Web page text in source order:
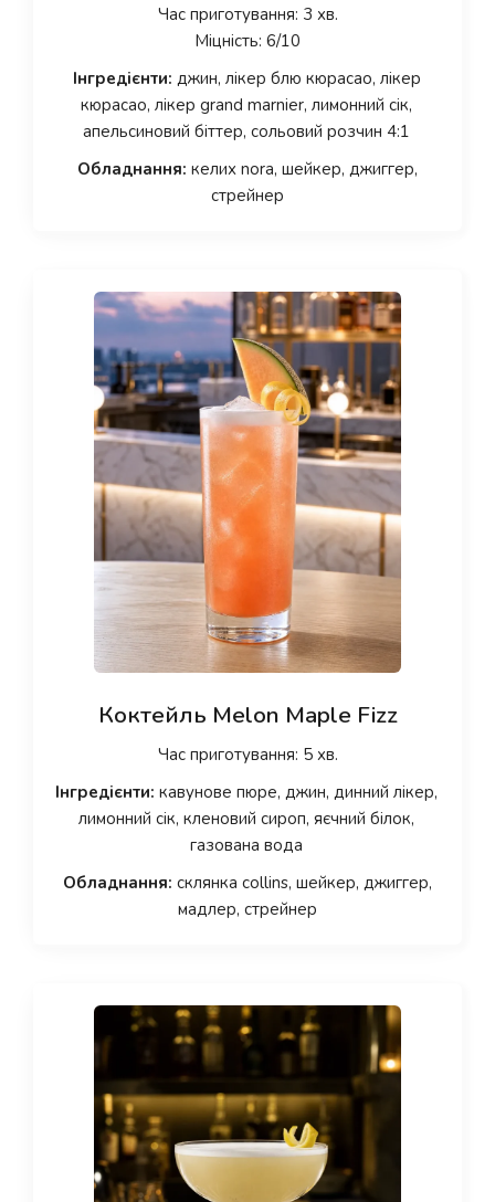
Час приготування: 3 хв.
Міцність: 6/10
Інгредієнти: джин, лікер блю кюрасао, лікер
кюрасао, лікер grand marnier, лимонний сік,
апельсиновий біттер, сольовий розчин 4:1
Обладнання: келих nora, шейкер, джиггер,
стрейнер
Коктейль Melon Maple Fizz
Час приготування: 5 хв.
Інгредієнти: кавунове пюре, джин, динний лікер,
лимонний сік, кленовий сироп, яєчний білок,
газована вода
Обладнання: склянка collins, шейкер, джиггер,
мадлер, стрейнер